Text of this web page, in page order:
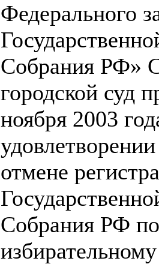
Федерального
Собрания РФ»
городской суд
ноября 2003
отмене
Собрания РФ